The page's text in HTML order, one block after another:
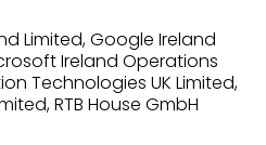
Limited, Google Ireland
Ireland Operations
Technologies UK Limited,
RTB House GmbH